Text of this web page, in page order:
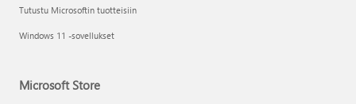
Tutustu Microsoftin tuotteisiin
Windows 11 -sovellukset
Microsoft Store